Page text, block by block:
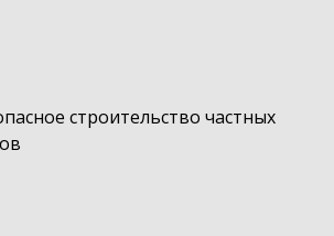
строительство частных